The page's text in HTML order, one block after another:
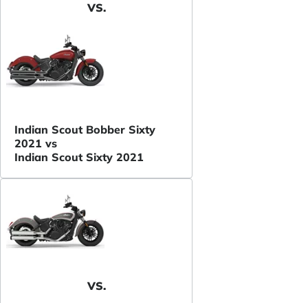
VS.
Indian Scout Bobber Sixty
2021 vs
Indian Scout Sixty 2021
VS.